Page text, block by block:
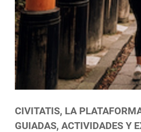
CIVITATIS, LA
GUIADAS, ACTIVIDADES Y